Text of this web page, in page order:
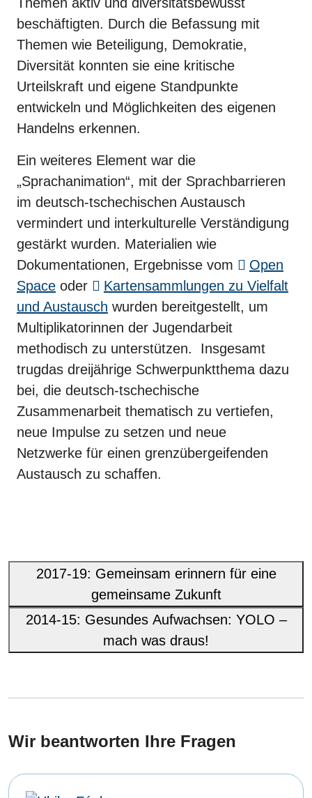
beschäftigten. Durch die Befassung mit
Themen wie Beteiligung, Demokratie,
Diversität konnten sie eine kritische
Urteilskraft und eigene Standpunkte
entwickeln und Möglichkeiten des eigenen
Handelns erkennen.
Ein weiteres Element war die
„Sprachanimation“, mit der Sprachbarrieren
im deutsch-tschechischen Austausch
vermindert und interkulturelle Verständigung
gestärkt wurden. Materialien wie
Dokumentationen, Ergebnisse vom
Open
Space oder
Kartensammlungen zu Vielfalt
und Austausch wurden bereitgestellt, um
Multiplikatorinnen der Jugendarbeit
methodisch zu unterstützen. Insgesamt
trugdas dreijährige Schwerpunktthema dazu
bei, die deutsch-tschechische
Zusammenarbeit thematisch zu vertiefen,
neue Impulse zu setzen und neue
Netzwerke für einen grenzübergeifenden
Austausch zu schaffen.
2017-19: Gemeinsam erinnern für eine
gemeinsame Zukunft
2014-15: Gesundes Aufwachsen: YOLO –
mach was draus!
Wir beantworten Ihre Fragen